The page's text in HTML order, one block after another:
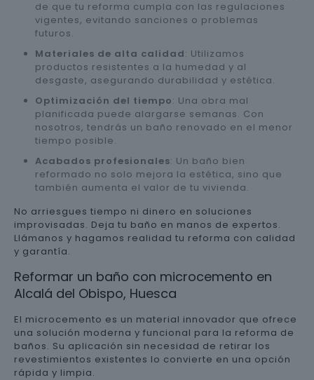
de que tu reforma cumpla con las regulaciones
vigentes, evitando sanciones o problemas
futuros.
Materiales de alta calidad: Utilizamos
productos resistentes a la humedad y al
desgaste, asegurando durabilidad y estética.
Optimización del tiempo: Una obra mal
planificada puede alargarse semanas. Con
nosotros, tendrás un baño renovado en el menor
tiempo posible.
Acabados profesionales: Un baño bien
reformado no solo mejora la estética, sino que
también aumenta el valor de tu vivienda.
No arriesgues tiempo ni dinero en soluciones
improvisadas. Deja tu baño en manos de expertos.
Llámanos y hagamos realidad tu reforma con calidad
y garantía.
Reformar un baño con microcemento en
Alcalá del Obispo, Huesca
El microcemento es un material innovador que ofrece
una solución moderna y funcional para la reforma de
baños. Su aplicación sin necesidad de retirar los
revestimientos existentes lo convierte en una opción
rápida y limpia.